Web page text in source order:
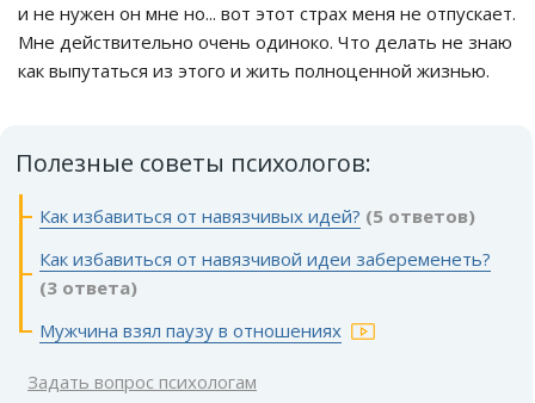
и не нужен он мне но... вот этот страх меня не отпускает.
Мне действительно очень одиноко. Что делать не знаю
как выпутаться из этого и жить полноценной жизнью.
Полезные советы психологов:
Как избавиться от навязчивых идей? (5 ответов)
Как избавиться от навязчивой идеи забеременеть?
(3 ответа)
Мужчина взял паузу в отношениях
Задать вопрос психологам